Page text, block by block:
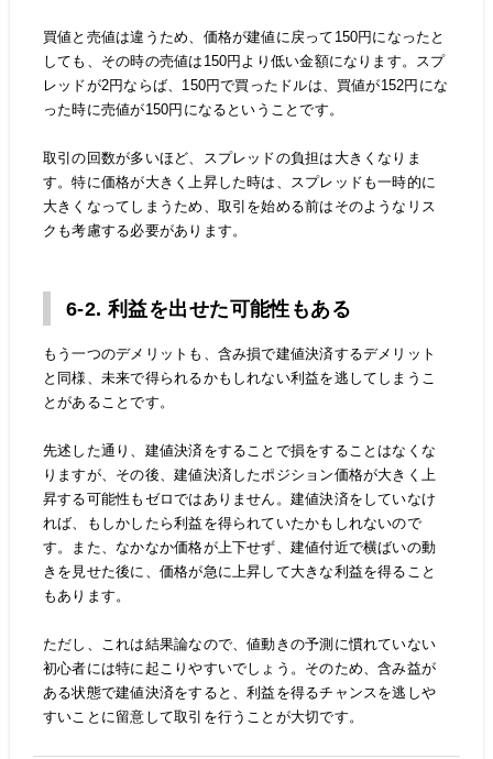
買値と売値は違うため、価格が建値に戻って150円になったと
しても、その時の売値は150円より低い金額になります。スプ
レッドが2円ならば、150円で買ったドルは、買値が152円にな
った時に売値が150円になるということです。
取引の回数が多いほど、スプレッドの負担は大きくなりま
す。特に価格が大きく上昇した時は、スプレッドも一時的に
大きくなってしまうため、取引を始める前はそのようなリス
クも考慮する必要があります。
6-2. 利益を出せた可能性もある
もう一つのデメリットも、含み損で建値決済するデメリット
と同様、未来で得られるかもしれない利益を逃してしまうこ
とがあることです。
先述した通り、建値決済をすることで損をすることはなくな
りますが、その後、建値決済したポジション価格が大きく上
昇する可能性もゼロではありません。建値決済をしていなけ
れば、もしかしたら利益を得られていたかもしれないので
す。また、なかなか価格が上下せず、建値付近で横ばいの動
きを見せた後に、価格が急に上昇して大きな利益を得ること
もあります。
ただし、これは結果論なので、値動きの予測に慣れていない
初心者には特に起こりやすいでしょう。そのため、含み益が
ある状態で建値決済をすると、利益を得るチャンスを逃しや
すいことに留意して取引を行うことが大切です。